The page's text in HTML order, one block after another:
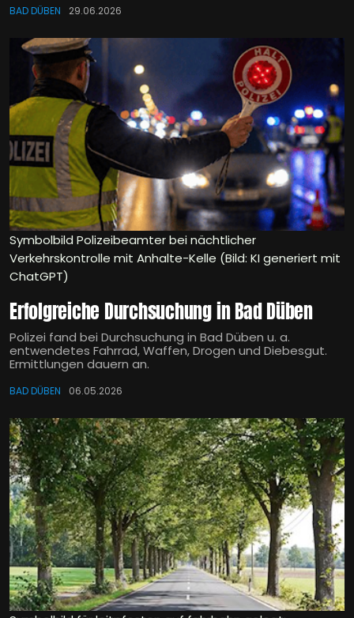
BAD DÜBEN 29.06.2026
Symbolbild Polizeibeamter bei nächtlicher
Verkehrskontrolle mit Anhalte-Kelle (Bild: KI generiert mit
ChatGPT)
Erfolgreiche Durchsuchung in Bad Düben
Polizei fand bei Durchsuchung in Bad Düben u. a.
entwendetes Fahrrad, Waffen, Drogen und Diebesgut.
Ermittlungen dauern an.
BAD DÜBEN 06.05.2026